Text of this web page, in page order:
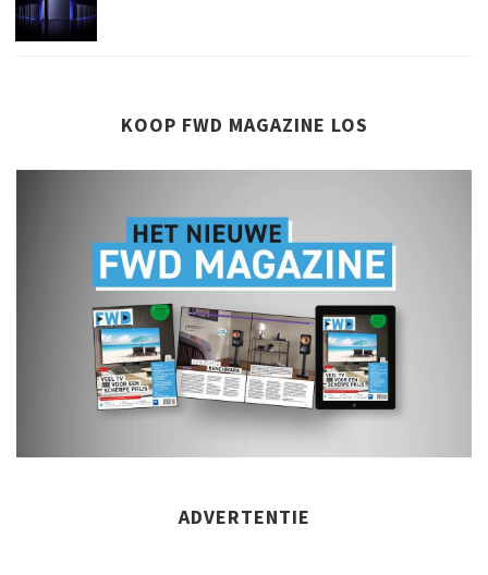
KOOP FWD MAGAZINE LOS
ADVERTENTIE